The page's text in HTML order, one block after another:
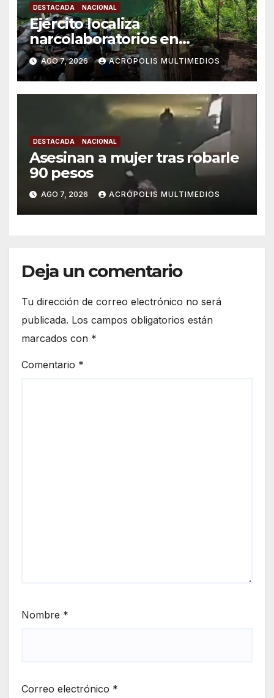
DESTACADA NACIONAL
Ejército localiza
narcolaboratorios en
Michoacán
AGO 7, 2026 ACRÓPOLIS MULTIMEDIOS
DESTACADA NACIONAL
Asesinan a mujer tras robarle
90 pesos
AGO 7, 2026 ACRÓPOLIS MULTIMEDIOS
Deja un comentario
Tu dirección de correo electrónico no será
publicada. Los campos obligatorios están
marcados con *
Comentario *
Nombre *
Correo electrónico *